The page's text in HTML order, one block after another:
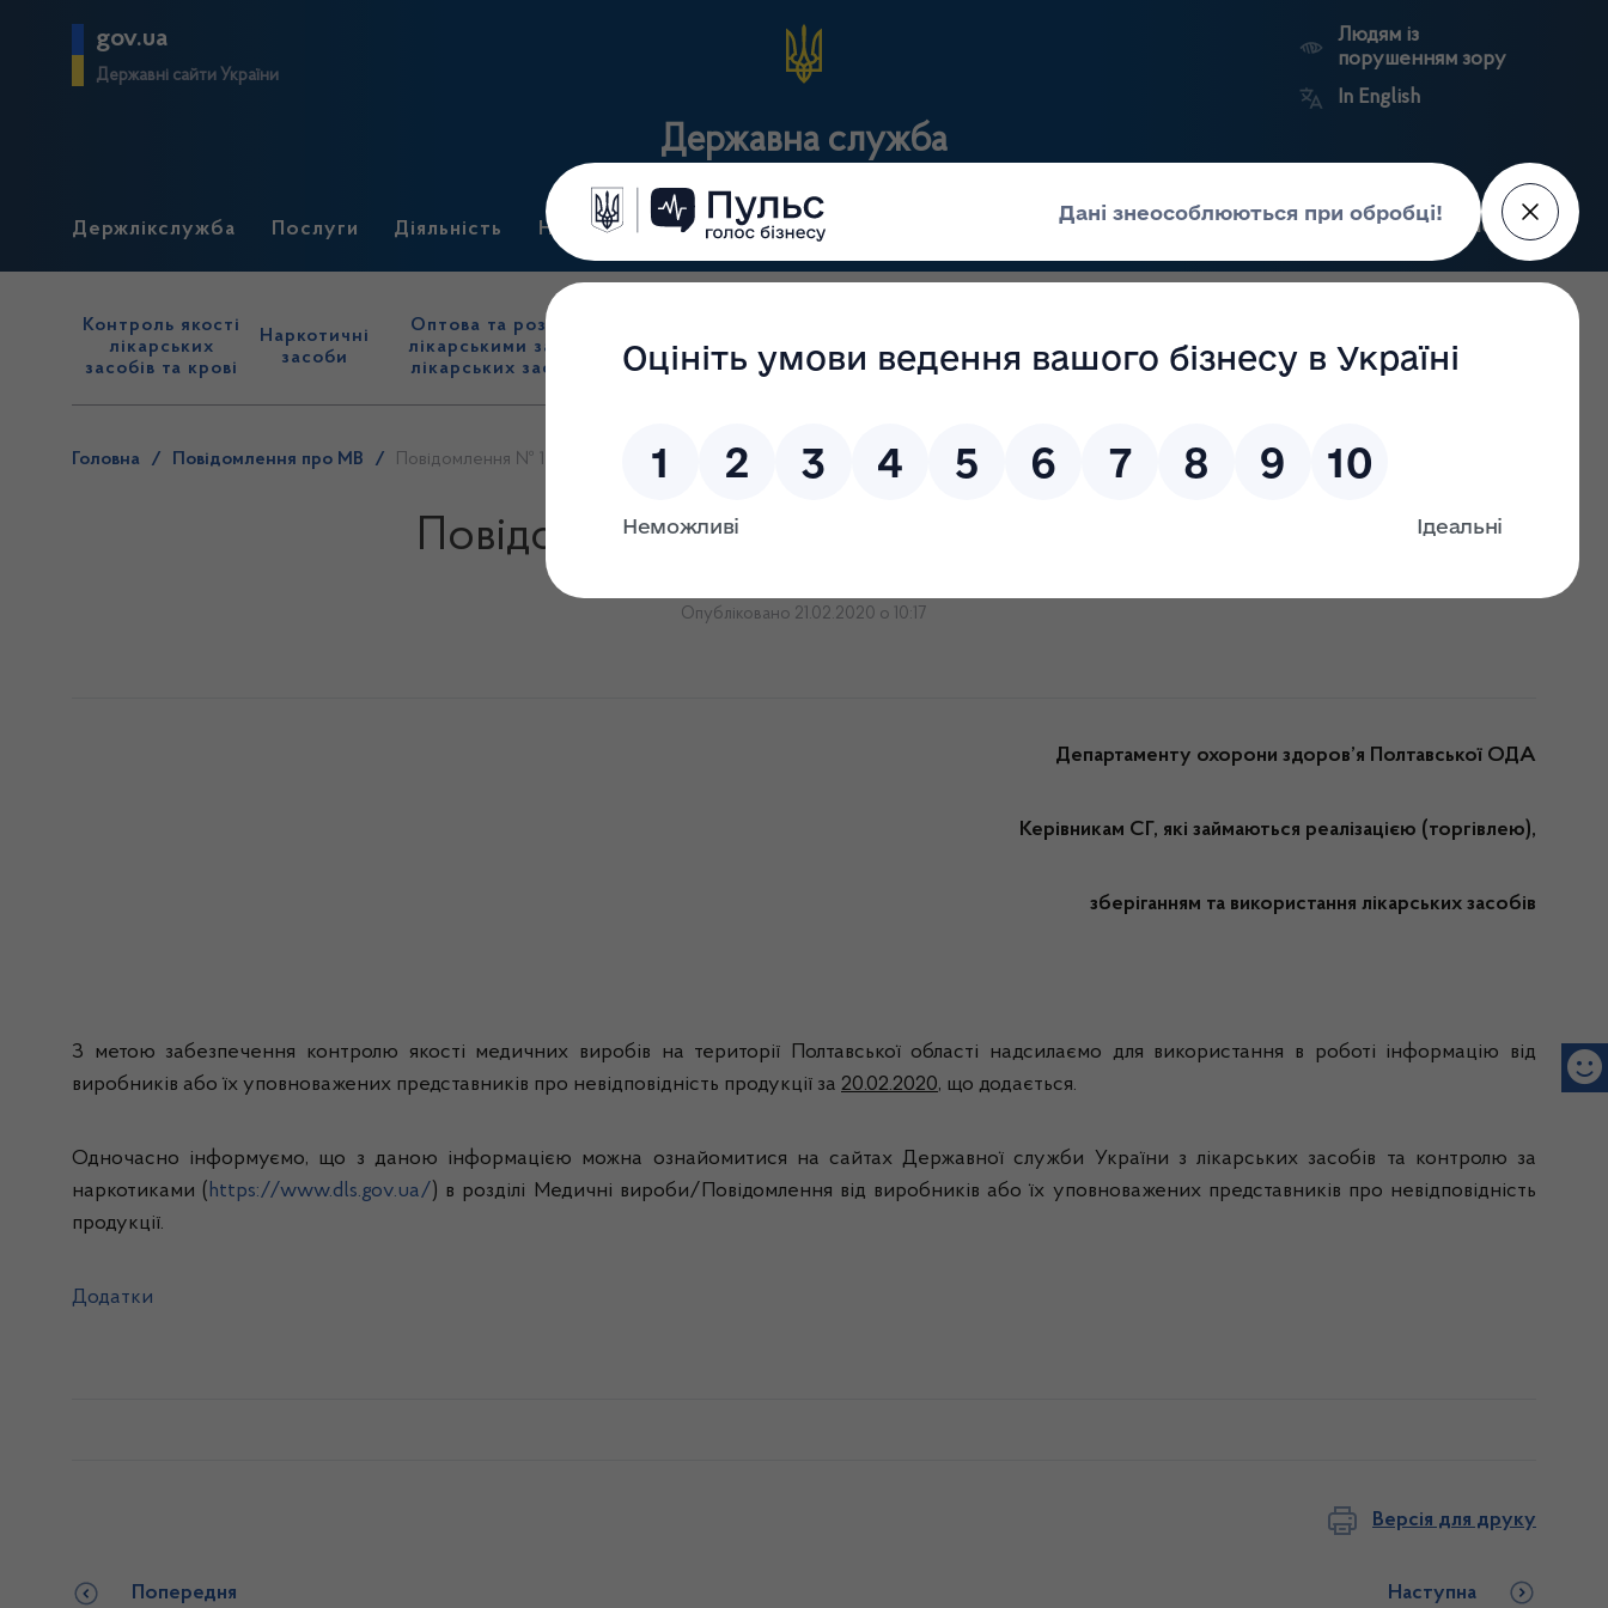
gov.ua
Державні сайти України
Державна служба
Людям із
порушенням зору
In English
Держлікслужба Послуги Діяльність Нормативні документи Для громадськості Прес-центр Пошук
Контроль якості
лікарських
засобів та крові
Наркотичні
засоби
Оптова та роздрібна торгівля
лікарськими засобами, імпорт
лікарських засобів (крім АФІ)
нагляд
(контроль)
засобів, крові та
сертифікація
нагляд
реєстри
портал
Держлікслужби
Головна / Повідомлення про МВ / Повідомлення № 11/МВ від 21.02.2020
Повідомлення № 11/МВ від 21.02.2020
Опубліковано 21.02.2020 о 10:17
Департаменту охорони здоров’я Полтавської ОДА
Керівникам СГ, які займаються реалізацією (торгівлею),
зберіганням та використання лікарських засобів
З метою забезпечення контролю якості медичних виробів на території Полтавської області надсилаємо для використання в роботі інформацію від
виробників або їх уповноважених представників про невідповідність продукції за 20.02.2020, що додається.
Одночасно інформуємо, що з даною інформацією можна ознайомитися на сайтах Державної служби України з лікарських засобів та контролю за
наркотиками ( https://www.dls.gov.ua/ ) в розділі Медичні вироби/Повідомлення від виробників або їх уповноважених представників про невідповідність
продукції.
Додатки
Версія для друку
Попередня Наступна